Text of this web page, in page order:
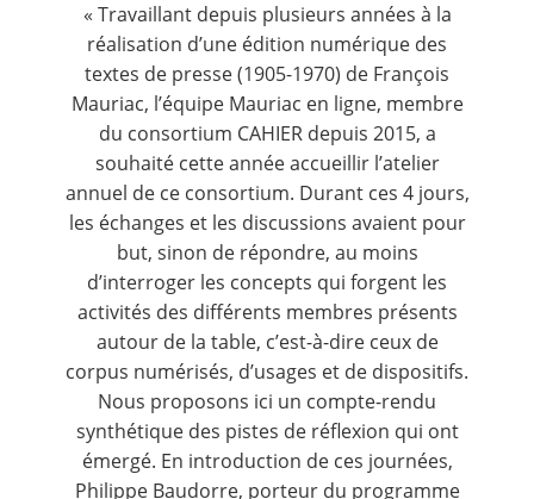
« Travaillant depuis plusieurs années à la
réalisation d’une édition numérique des
textes de presse (1905-1970) de François
Mauriac, l’équipe Mauriac en ligne, membre
du consortium CAHIER depuis 2015, a
souhaité cette année accueillir l’atelier
annuel de ce consortium. Durant ces 4 jours,
les échanges et les discussions avaient pour
but, sinon de répondre, au moins
d’interroger les concepts qui forgent les
activités des différents membres présents
autour de la table, c’est-à-dire ceux de
corpus numérisés, d’usages et de dispositifs.
Nous proposons ici un compte-rendu
synthétique des pistes de réflexion qui ont
émergé. En introduction de ces journées,
Philippe Baudorre, porteur du programme